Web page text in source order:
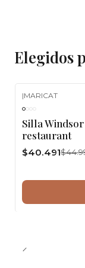
Elegidos
|MARICAT
Silla
restaurant
$40.491